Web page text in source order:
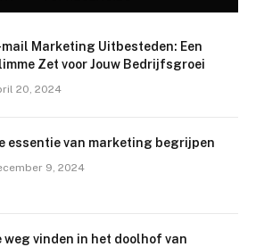
mail Marketing Uitbesteden: Een
Zet voor Jouw Bedrijfsgroei
20, 2024
essentie van marketing begrijpen
9, 2024
weg vinden in het doolhof van